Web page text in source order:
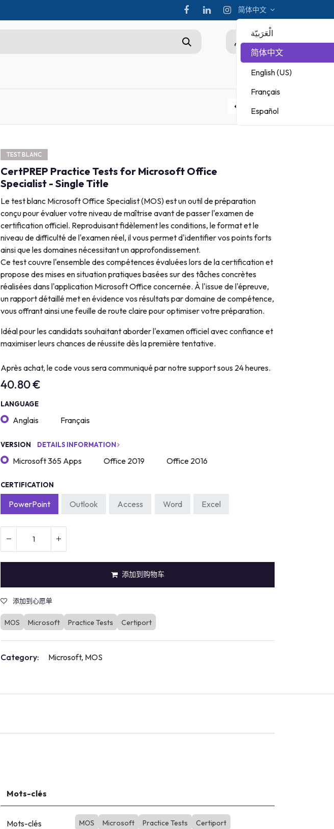
简体中文
الْعَرَبيّة
简体中文
English (US)
Français
Español
MICROSOFT
TEST BLANC
CertPREP Practice Tests for Microsoft Office
Specialist - Single Title
Le test blanc Microsoft Office Specialist (MOS) est un outil de préparation
conçu pour évaluer votre niveau de maîtrise avant de passer l'examen de
certification officiel. Reproduisant fidèlement les conditions, le format et le
niveau de difficulté de l'examen réel, il vous permet d'identifier vos points forts
ainsi que les domaines nécessitant un approfondissement.
Ce test couvre l'ensemble des compétences évaluées lors de la certification et
propose des mises en situation pratiques basées sur des tâches concrètes
réalisées dans l'application Microsoft Office concernée. À l'issue de l'épreuve,
un rapport détaillé met en évidence vos résultats par domaine de compétence,
vous offrant ainsi une feuille de route claire pour optimiser votre préparation.
Idéal pour les candidats souhaitant aborder l'examen officiel avec confiance et
maximiser leurs chances de réussite dès la première tentative.
Après achat, le code vous sera communiqué par notre support sous 24 heures.
40.80€
LANGUAGE
Anglais Français
VERSION DETAILS INFORMATION
Microsoft 365 Apps Office 2019 Office 2016
CERTIFICATION
PowerPoint Outlook Access Word Excel
添加到购物车
添加到心愿单
MOS Microsoft Practice Tests Certiport
Category: Microsoft, MOS
Mots-clés
Mots-clés MOS Microsoft Practice Tests Certiport